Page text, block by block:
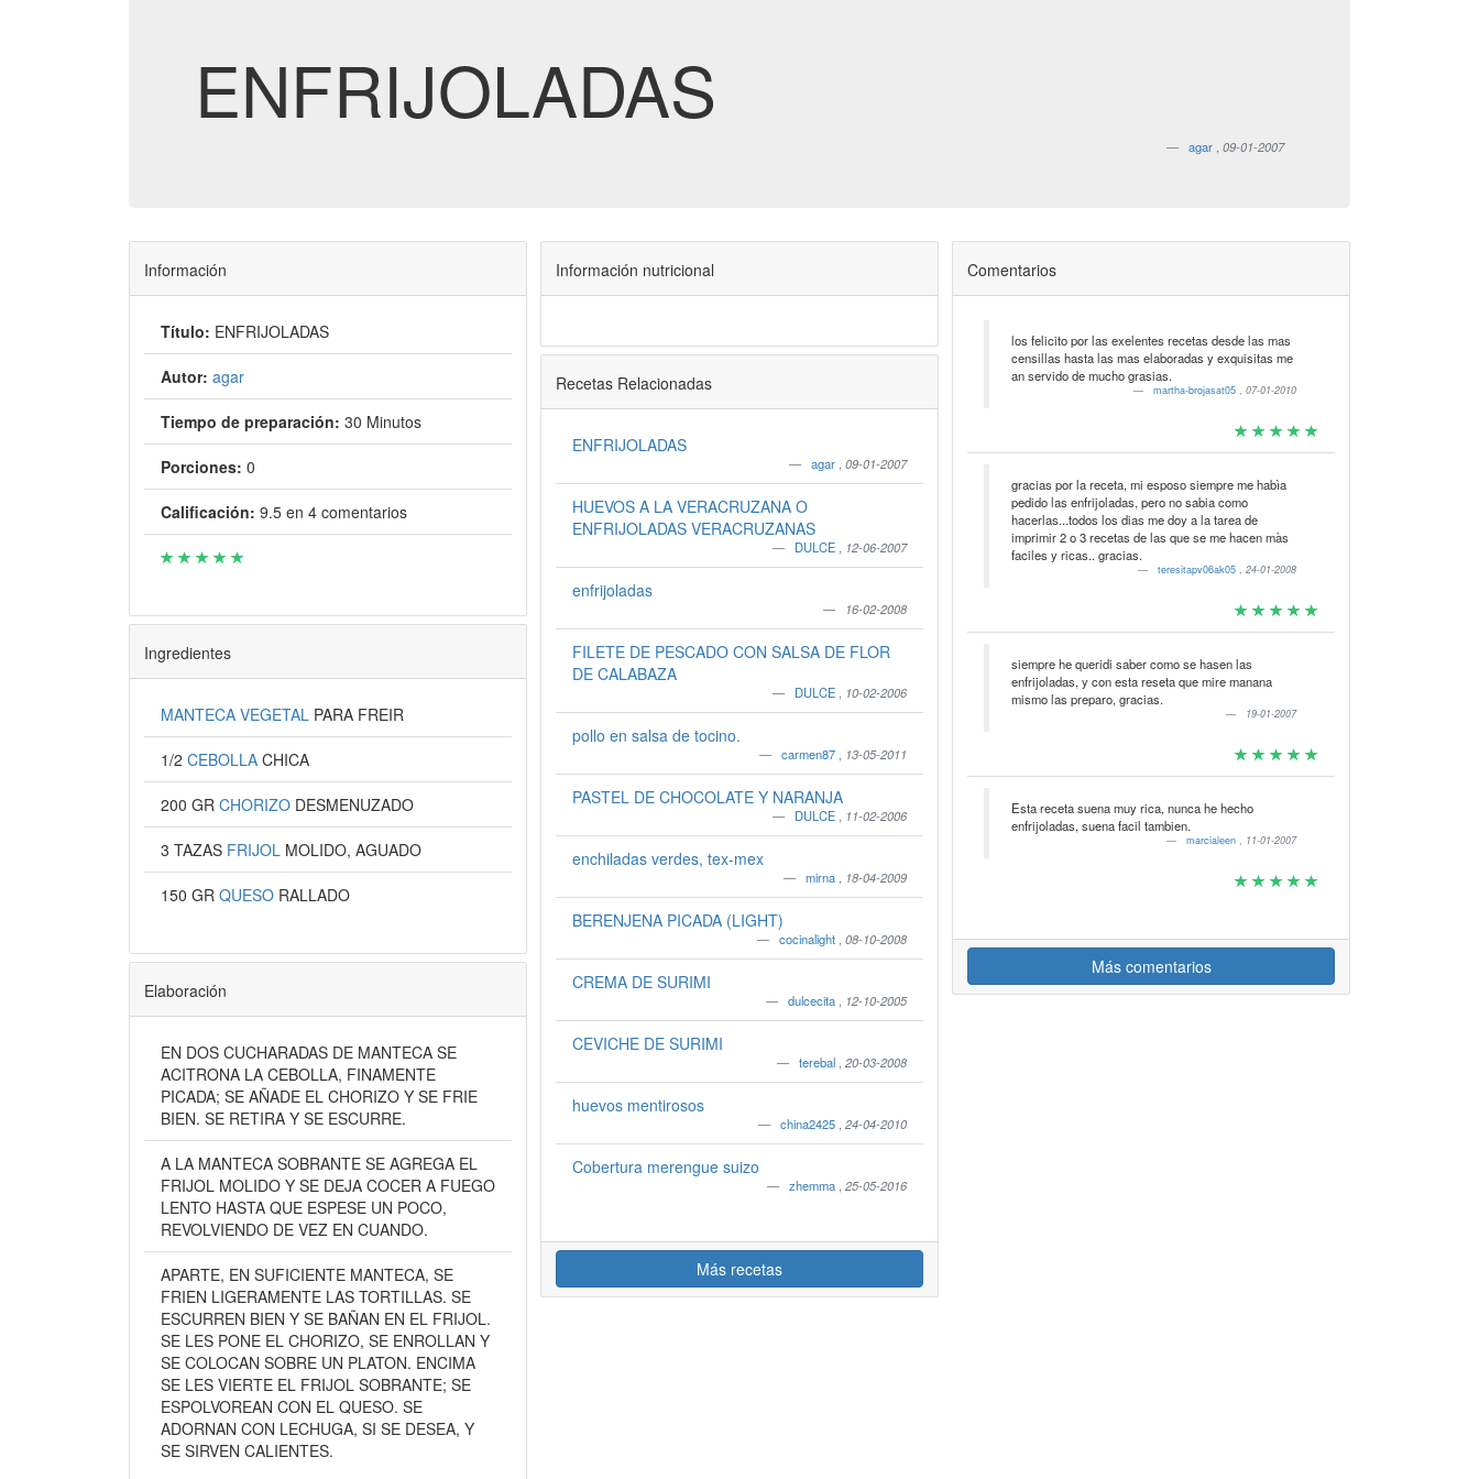
ENFRIJOLADAS
agar 09-01-2007
Información
Título: ENFRIJOLADAS
Autor: agar
Tiempo de preparación: 30 Minutos
Porciones: 0
Calificación: 9.5 en 4comentarios
Ingredientes
MANTECA VEGETAL PARA FREIR
1/2 CEBOLLA CHICA
200 GR CHORIZO DESMENUZADO
3 TAZAS FRIJOL MOLIDO, AGUADO
150 GR QUESO RALLADO
Elaboración
EN DOS CUCHARADAS DE MANTECA SE
ACITRONA LA CEBOLLA, FINAMENTE
PICADA; SE AÑADE EL CHORIZO Y SE FRIE
BIEN. SE RETIRA Y SE ESCURRE.
A LA MANTECA SOBRANTE SE AGREGA EL
FRIJOL MOLIDO Y SE DEJA COCER A FUEGO
LENTO HASTA QUE ESPESE UN POCO,
REVOLVIENDO DE VEZ EN CUANDO.
APARTE, EN SUFICIENTE MANTECA, SE
FRIEN LIGERAMENTE LAS TORTILLAS. SE
ESCURREN BIEN Y SE BAÑAN EN EL FRIJOL.
SE LES PONE EL CHORIZO, SE ENROLLAN Y
SE COLOCAN SOBRE UN PLATON. ENCIMA
SE LES VIERTE EL FRIJOL SOBRANTE; SE
ESPOLVOREAN CON EL QUESO. SE
ADORNAN CON LECHUGA, SI SE DESEA, Y
SE SIRVEN CALIENTES.
Información nutricional
Recetas Relacionadas
ENFRIJOLADAS
agar ,09-01-2007
HUEVOS A LA VERACRUZANA O
ENFRIJOLADAS VERACRUZANAS
DULCE 12-06-2007
enfrijoladas
16-02-2008
FILETE DE PESCADO CON SALSA DE FLOR
DE CALABAZA
DULCE 10-02-2006
pollo en salsa de tocino.
carmen87 13-05-2011
PASTEL DE CHOCOLATE Y NARANJA
DULCE 11-02-2006
enchiladas verdes, tex-mex
mirna 18-04-2009
BERENJENA PICADA (LIGHT)
cocinalight ,08-10-2008
CREMA DE SURIMI
dulcecita 12-10-2005
CEVICHE DE SURIMI
terebal ,20-03-2008
huevos mentirosos
china2425 ,24-04-2010
Cobertura merengue suizo
zhemma ,25-05-2016
Más recetas
Comentarios
los felicito por las exelentes recetas desde las mas
censillas hasta las mas elaboradas y exquisitas me
an servido de mucho grasias.
martha-brojasat05,07-01-2010
gracias por la receta, mi esposo siempre me habìa
pedido las enfrijoladas, pero no sabia como
hacerlas...todos los dias me doy a la tarea de
imprimir 2 o 3 recetas de las que se me hacen màs
faciles y ricas.. gracias.
teresitapv06ak05,24-01-2008
siempre he queridi saber como se hasen las
enfrijoladas, y con esta reseta que mire manana
mismo las preparo, gracias.
19-01-2007
Esta receta suena muy rica, nunca he hecho
enfrijoladas, suena facil tambien.
marcialeen, 11-01-2007
Más comentarios